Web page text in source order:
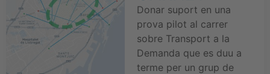
Donar suport en una
prova pilot al carrer
sobre Transport a la
Demanda que es duu a
terme per un grup de